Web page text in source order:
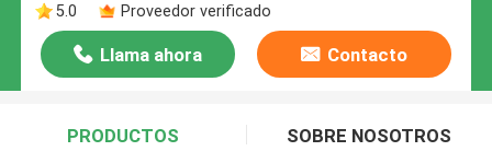
5.0
Proveedor verificado
Llama ahora Contacto
PRODUCTOS SOBRE NOSOTROS